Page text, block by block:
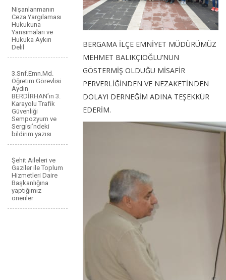
Nişanlanmanın
Ceza Yargılaması
Hukukuna
Yansımaları ve
Hukuka Aykırı
Delil
3.Snf.Emn.Md.
Öğretim Görevlisi
Aydın
BERDİRHAN’ın 3.
Karayolu Trafik
Güvenliği
Sempozyum ve
Sergisi’ndeki
bildirim yazısı
Şehit Aileleri ve
Gaziler ile Toplum
Hizmetleri Daire
Başkanlığına
yaptığımız
öneriler
BERGAMA İLÇE EMNİYET MÜDÜRÜMÜZ
MEHMET BALIKÇIOĞLU’NUN
GÖSTERMİŞ OLDUĞU MİSAFİR
PERVERLİĞİNDEN VE NEZAKETİNDEN
DOLAYI DERNEĞİM ADINA TEŞEKKÜR
EDERİM.